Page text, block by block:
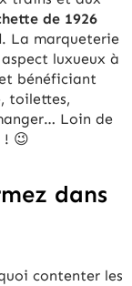
de 1926
. La marqueterie
luxueux à
bénéficiant
toilettes,
Loin de
! 😉
dans
contenter les